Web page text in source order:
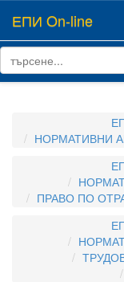
ЕПИ On-line
НОРМАТИВНИ
ПРАВО ПО